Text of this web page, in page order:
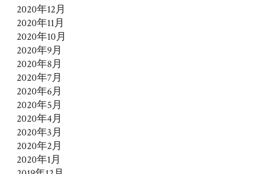
2020年12月
2020年11月
2020年10月
2020年9月
2020年8月
2020年7月
2020年6月
2020年5月
2020年4月
2020年3月
2020年2月
2020年1月